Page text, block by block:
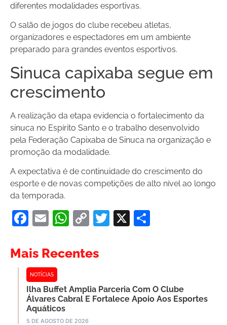
diferentes modalidades esportivas.
O salão de jogos do clube recebeu atletas,
organizadores e espectadores em um ambiente
preparado para grandes eventos esportivos.
Sinuca capixaba segue em
crescimento
A realização da etapa evidencia o fortalecimento da
sinuca no Espírito Santo e o trabalho desenvolvido
pela Federação Capixaba de Sinuca na organização e
promoção da modalidade.
A expectativa é de continuidade do crescimento do
esporte e de novas competições de alto nível ao longo
da temporada.
Facebook
EmailWhatsApp
CopyTwitter
X
Mais Recentes
NOTÍCIAS
Ilha Buffet Amplia Parceria Com O Clube
Álvares Cabral E Fortalece Apoio Aos Esportes
Aquáticos
5 DE AGOSTO DE 2026